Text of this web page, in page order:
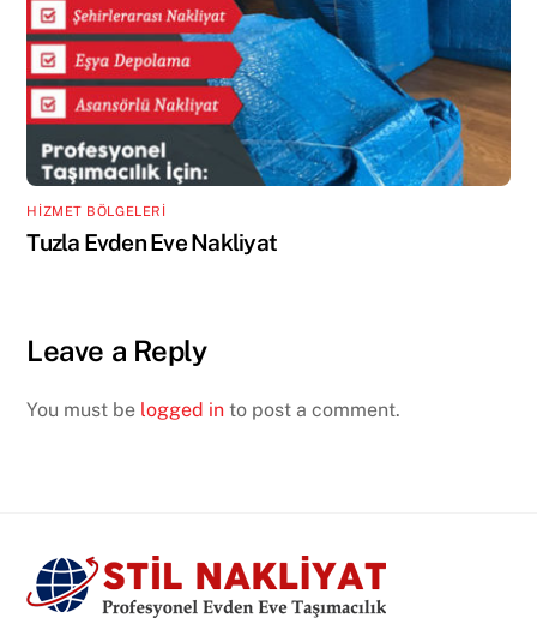
HİZMET BÖLGELERİ
Tuzla Evden Eve Nakliyat
Leave a Reply
You must be logged in to post a comment.